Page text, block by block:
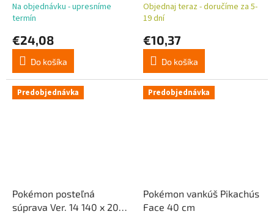
Na objednávku - upresníme
termín
€24,08
Do košíka
Objednaj teraz - doručíme za 5-
19 dní
€10,37
Do košíka
Predobjednávka
Pokémon posteľná
súprava Ver. 14 140 x 200
Predobjednávka
Pokémon vankúš Pikachu´s
Face 40 cm